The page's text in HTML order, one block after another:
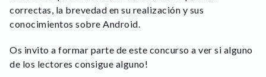
correctas, la brevedad en su realización y sus
conocimientos sobre Android.
Os invito a formar parte de este concurso a ver si alguno
de los lectores consigue alguno!